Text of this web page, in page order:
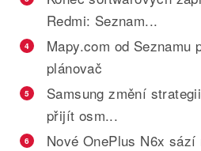
Redmi: Seznam...
4
Mapy.com od Seznamu
plánovač
5
Samsung změní
přijít osm...
6
Nové OnePlus N6x sází